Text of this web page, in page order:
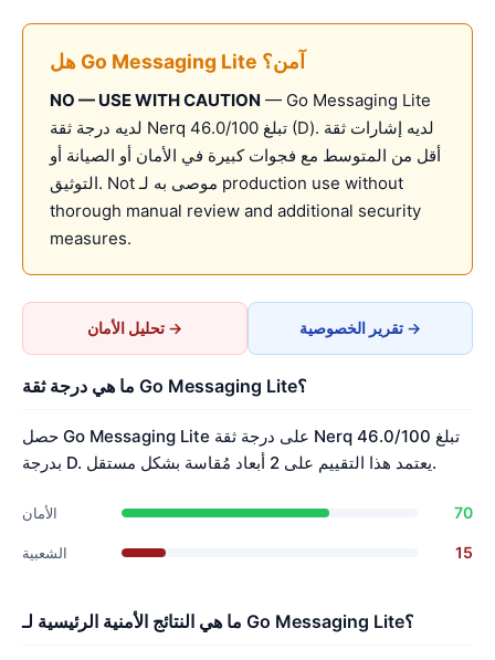
هل Go Messaging Lite آمن؟
NO — USE WITH CAUTION — Go Messaging Lite
لديه درجة ثقة Nerq تبلغ 46.0/100 (D). لديه إشارات ثقة
أقل من المتوسط مع فجوات كبيرة في الأمان أو الصيانة أو
التوثيق. Not موصى به لـ production use without
thorough manual review and additional security
measures.
تحليل الأمان → تقرير الخصوصية →
ما هي درجة ثقة Go Messaging Lite؟
حصل Go Messaging Lite على درجة ثقة Nerq تبلغ 46.0/100
بدرجة D. يعتمد هذا التقييم على 2 أبعاد مُقاسة بشكل مستقل.
الأمان 70
الشعبية 15
ما هي النتائج الأمنية الرئيسية لـ Go Messaging Lite؟